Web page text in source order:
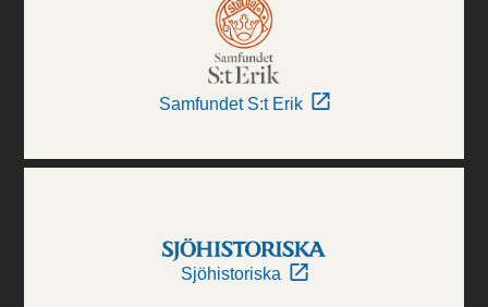
Samfundet S:t Erik
Sjöhistoriska